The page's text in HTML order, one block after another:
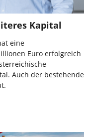
Kapital
eine
Euro erfolgreich
Auch der bestehende